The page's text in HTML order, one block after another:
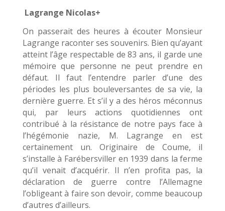
Lagrange Nicolas+
On passerait des heures à écouter Monsieur
Lagrange raconter ses souvenirs. Bien qu’ayant
atteint l’âge respectable de 83 ans, il garde une
mémoire que personne ne peut prendre en
défaut. Il faut l’entendre parler d’une des
périodes les plus bouleversantes de sa vie, la
dernière guerre. Et s’il y a des héros méconnus
qui, par leurs actions quotidiennes ont
contribué à la résistance de notre pays face à
l’hégémonie nazie, M. Lagrange en est
certainement un. Originaire de Coume, il
s’installe à Farébersviller en 1939 dans la ferme
qu’il venait d’acquérir. Il n’en profita pas, la
déclaration de guerre contre l’Allemagne
l’obligeant à faire son devoir, comme beaucoup
d’autres d’ailleurs.